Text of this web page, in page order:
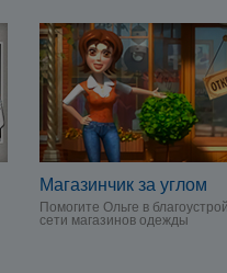
Магазинчик за углом
Помогите Ольге в
сети магазинов одежды